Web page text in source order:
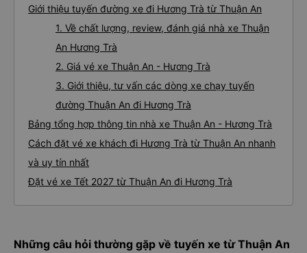
Giới thiệu tuyến đường xe đi Hương Trà từ Thuận An
1. Về chất lượng, review, đánh giá nhà xe Thuận
An Hương Trà
2. Giá vé xe Thuận An - Hương Trà
3. Giới thiệu, tư vấn các dòng xe chạy tuyến
đường Thuận An đi Hương Trà
Bảng tổng hợp thông tin nhà xe Thuận An - Hương Trà
Cách đặt vé xe khách đi Hương Trà từ Thuận An nhanh
và uy tín nhất
Đặt vé xe Tết 2027 từ Thuận An đi Hương Trà
Những câu hỏi thường gặp về tuyến xe từ Thuận An